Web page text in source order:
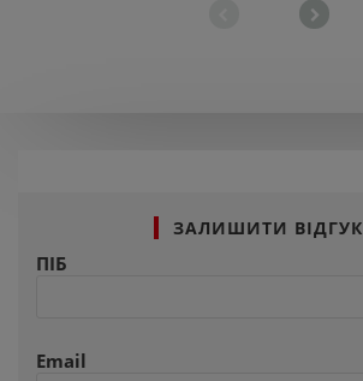
ЗАЛИШИТИ ВІДГУК
ПІБ
Email